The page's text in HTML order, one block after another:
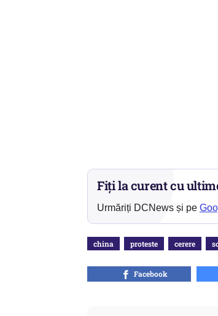
Fiți la curent cu
Urmăriți DCNews și pe
china proteste cerere
Facebook